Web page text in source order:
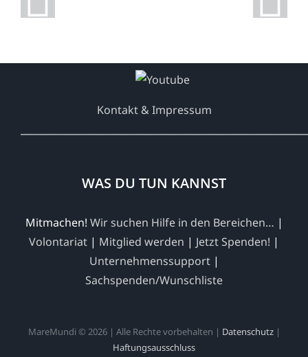
Kontakt & Impressum
WAS DU TUN KANNST
Mitmachen! Wir suchen Hilfe in den Bereichen… |
Volontariat | Mitglied werden | Jetzt Spenden! |
Unternehmenssupport|
Sachspenden/Wunschliste
MareMundi © 2026 | Alle Rechte vorbehalten | Datenschutz|
Haftungsausschluss